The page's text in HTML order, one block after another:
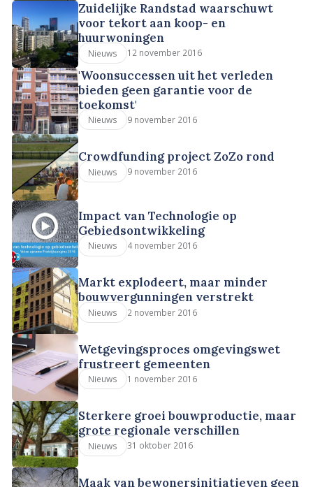
Zuidelijke Randstad waarschuwt
voor tekort aan koop- en
huurwoningen
Nieuws 12 november 2016
'Woonsuccessen uit het verleden
bieden geen garantie voor de
toekomst'
Nieuws 9 november 2016
Crowdfunding project ZoZo rond
Nieuws 9 november 2016
Impact van Technologie op
Gebiedsontwikkeling
Nieuws 4 november 2016
Markt explodeert, maar minder
bouwvergunningen verstrekt
Nieuws 2 november 2016
Wetgevingsproces omgevingswet
frustreert gemeenten
Nieuws 1 november 2016
Sterkere groei bouwproductie, maar
grote regionale verschillen
Nieuws 31 oktober 2016
Maak van bewonersinitiatieven geen